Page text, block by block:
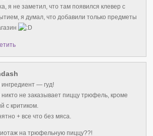
я не заметил, что там появился клевер с
я думал, что добавили только предметы
— гуд!
никто не заказывает пиццу трюфель, кроме
с критиком.
+ все что без мяса.
на трюфельную пиццу??!